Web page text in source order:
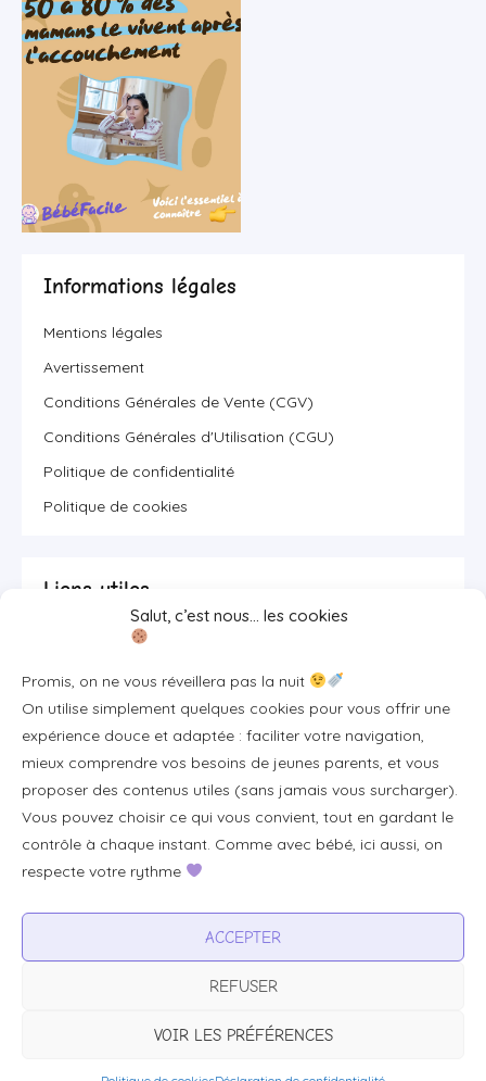
Salut, c’est nous… les cookies
Promis, on ne vous réveillera pas la nuit
On utilise simplement quelques cookies pour vous offrir une
expérience douce et adaptée : faciliter votre navigation,
mieux comprendre vos besoins de jeunes parents, et vous
proposer des contenus utiles (sans jamais vous surcharger).
Vous pouvez choisir ce qui vous convient, tout en gardant le
contrôle à chaque instant. Comme avec bébé, ici aussi, on
respecte votre rythme
ACCEPTER
REFUSER
VOIR LES PRÉFÉRENCES
Informations légales
Mentions légales
Avertissement
Conditions Générales de Vente (CGV)
Conditions Générales d'Utilisation (CGU)
Politique de confidentialité
Politique de cookies
Liens utiles
Se connecter/S'inscrire
FAQ / Livraison & accès
À propos
Plan du site
Tous les articles
Professionnels & partenariats
Visibilité pour votre marque
Proposer un produit ou un service